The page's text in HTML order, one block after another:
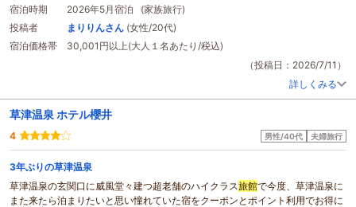
宿泊時期
2026年5月宿泊 (家族旅行)
投稿者
まりりんさん (女性/20代)
宿泊価格帯
30,001円以上(大人１名あたり/税込)
（投稿日：2026/7/11）
詳しくみる
草津温泉 ホテル櫻井
4 男性/40代 夫婦旅行
3年ぶりの草津温泉
草津温泉の玄関口に威風堂々建つ超老舗のハイクラス旅館で今度、草津温泉に
また来たら泊まりたいと思い憧れていた宿をクーポンとポイント利用でお得に